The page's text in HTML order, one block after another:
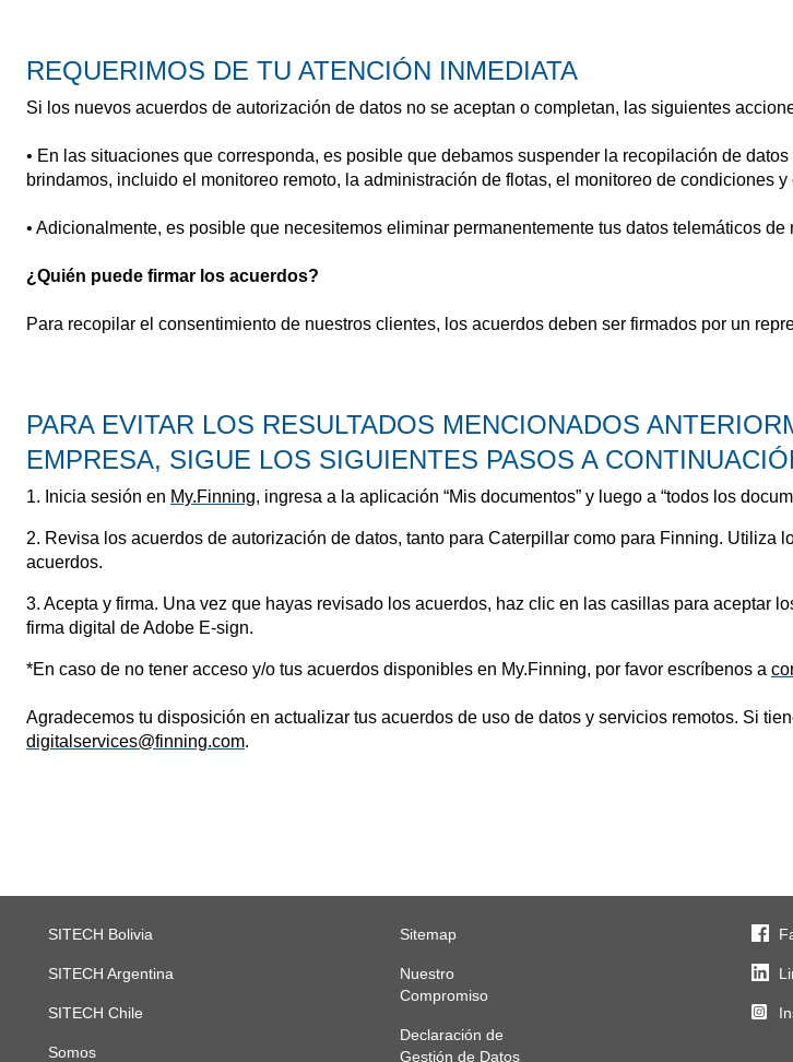
REQUERIMOS DE TU ATENCIÓN INMEDIATA
Si los nuevos acuerdos de autorización de datos no se aceptan o completan, las siguientes
• En las situaciones que corresponda, es posible que debamos suspender la recopilación de
brindamos, incluido el monitoreo remoto, la administración de flotas, el monitoreo de condiciones
• Adicionalmente, es posible que necesitemos eliminar permanentemente tus datos telemáticos de
¿Quién puede firmar los acuerdos?
Para recopilar el consentimiento de nuestros clientes, los acuerdos deben ser firmados por un
PARA EVITAR LOS RESULTADOS MENCIONADOS
EMPRESA, SIGUE LOS SIGUIENTES PASOS A
1. Inicia sesión en My.Finning, ingresa a la aplicación “Mis documentos” y luego a “todos los
2. Revisa los acuerdos de autorización de datos, tanto para Caterpillar como para Finning.
acuerdos.
3. Acepta y firma. Una vez que hayas revisado los acuerdos, haz clic en las casillas para aceptar
firma digital de Adobe E-sign.
*En caso de no tener acceso y/o tus acuerdos disponibles en My.Finning, por favor escríbenos a
Agradecemos tu disposición en actualizar tus acuerdos de uso de datos y servicios remotos. Si
digitalservices@finning.com.
SITECH Bolivia
SITECH Argentina
SITECH Chile
Somos
Sitemap
Nuestro
Compromiso
Declaración de
Gestión de Datos